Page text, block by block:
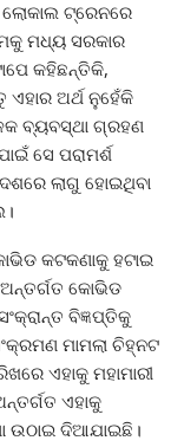
ଲୋକାଲ ଟ୍ରେନରେ
ମଧ୍ୟ ସରକାର
କହିଛନ୍ତିକି,
ଏହାର ଅର୍ଥ ନୁହେଁକି
ବ୍ୟବସ୍ଥା ଗ୍ରହଣ
ସେ ପରାମର୍ଶ
ଲାଗୁ ହୋଇଥିବା
କଟକଣାକୁ ହଟାଇ
କୋଭିଡ
ବିଜ୍ଞପ୍ତିକୁ
ମାମଲା ଚିହ୍ନଟ
ଏହାକୁ ମହାମାରୀ
ଏହାକୁ
ଉଠାଇ ଦିଆଯାଇଛି।